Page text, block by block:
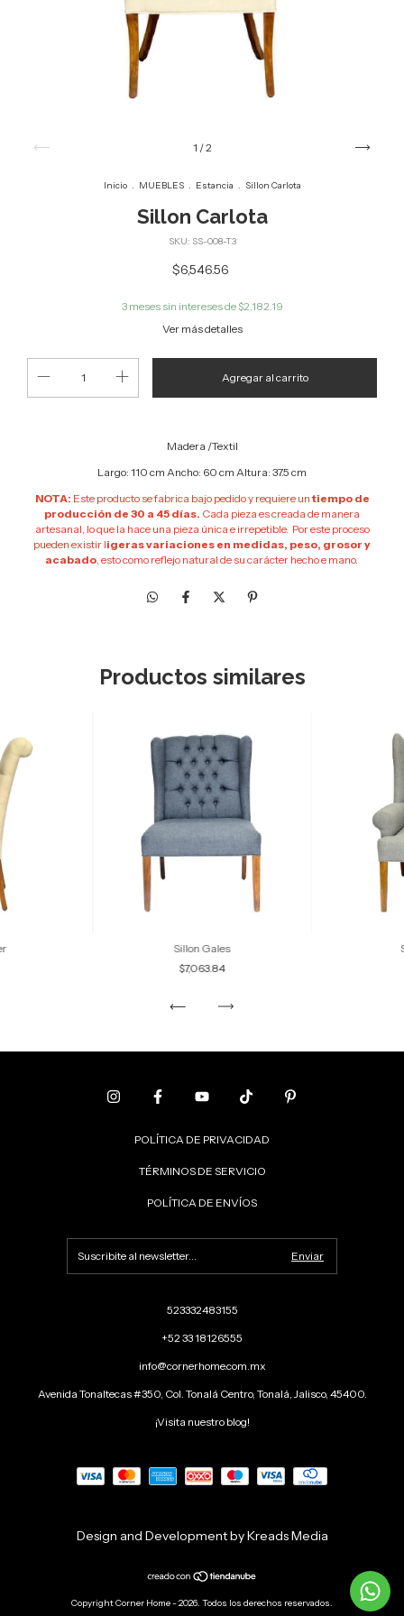
1 /2
Inicio . MUEBLES . Estancia . Sillon Carlota
Sillon Carlota
SKU: SS-008-T3
$6,546.56
3 meses sin intereses de $2,182.19
Ver más detalles
Madera /Textil
Largo: 110 cm Ancho: 60 cm Altura: 37.5 cm
NOTA: Este producto se fabrica bajo pedido y requiere untiempo de
producción de 30 a 45 días. Cada pieza es creada de manera
artesanal, lo que la hace una pieza única e irrepetible. Por este proceso
pueden existir ligeras variaciones en medidas, peso, grosor y
acabado, esto como reflejo natural de su carácter hecho e mano.
Productos similares
Sillon Gales
$7,063.84
POLÍTICA DE PRIVACIDAD
TÉRMINOS DE SERVICIO
POLÍTICA DE ENVÍOS
523332483155
+52 33 18126555
info@cornerhome.com.mx
Avenida Tonaltecas #350, Col. Tonalá Centro, Tonalá, Jalisco, 45400.
¡Visita nuestro blog!
Design and Development by Kreads Media
Copyright Corner Home - 2026. Todos los derechos reservados.